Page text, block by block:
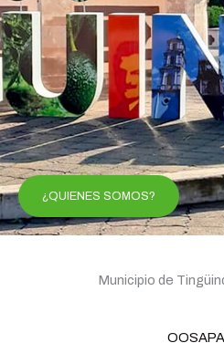
¿QUIENES SOMOS?
Municipio de